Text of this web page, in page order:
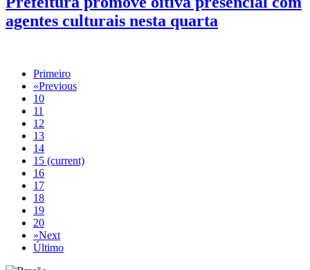
agentes culturais nesta quarta
Primeiro
«Previous
10
11
12
13
14
15 (current)
16
17
18
19
20
»Next
Último